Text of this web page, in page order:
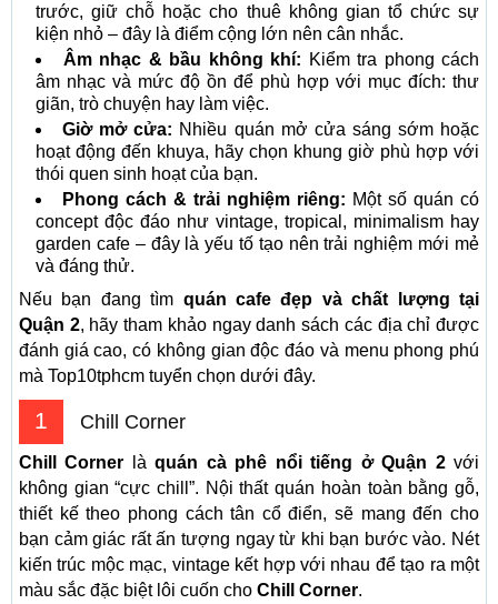
trước, giữ chỗ hoặc cho thuê không gian tổ chức sự
kiện nhỏ – đây là điểm cộng lớn nên cân nhắc.
Âm nhạc & bầu không khí: Kiểm tra phong cách
âm nhạc và mức độ ồn để phù hợp với mục đích: thư
giãn, trò chuyện hay làm việc.
Giờ mở cửa: Nhiều quán mở cửa sáng sớm hoặc
hoạt động đến khuya, hãy chọn khung giờ phù hợp với
thói quen sinh hoạt của bạn.
Phong cách & trải nghiệm riêng: Một số quán có
concept độc đáo như vintage, tropical, minimalism hay
garden cafe – đây là yếu tố tạo nên trải nghiệm mới mẻ
và đáng thử.
Nếu bạn đang tìm quán cafe đẹp và chất lượng tại
Quận 2, hãy tham khảo ngay danh sách các địa chỉ được
đánh giá cao, có không gian độc đáo và menu phong phú
mà Top10tphcm tuyển chọn dưới đây.
1 Chill Corner
Chill Corner làquán cà phê nổi tiếng ở Quận 2với
không gian “cực chill”. Nội thất quán hoàn toàn bằng gỗ,
thiết kế theo phong cách tân cổ điển, sẽ mang đến cho
bạn cảm giác rất ấn tượng ngay từ khi bạn bước vào. Nét
kiến trúc mộc mạc, vintage kết hợp với nhau để tạo ra một
màu sắc đặc biệt lôi cuốn cho Chill Corner.